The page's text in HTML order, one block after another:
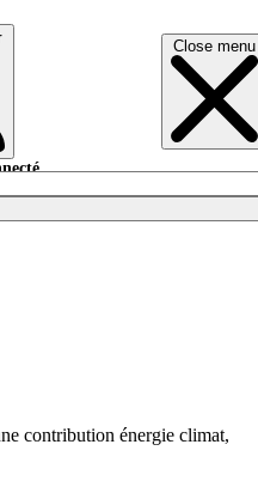
Close menu
contribution énergie climat,